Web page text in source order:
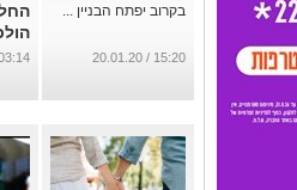
בקרוב יפתח הבניין ...
15:20 / 20.01.20
/ 20.01.20